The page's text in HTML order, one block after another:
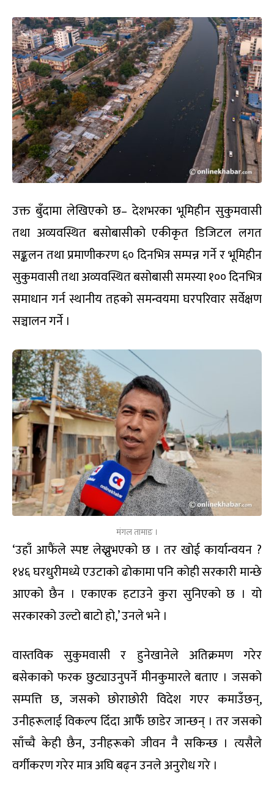
उक्त बुँदामा लेखिएको छ– देशभरका भूमिहीन सुकुमवासी
तथा अव्यवस्थित बसोबासीको एकीकृत डिजिटल लगत
सङ्कलन तथा प्रमाणीकरण ६० दिनभित्र सम्पन्न गर्ने र भूमिहीन
सुकुमवासी तथा अव्यवस्थित बसोबासी समस्या १०० दिनभित्र
समाधान गर्न स्थानीय तहको समन्वयमा घरपरिवार सर्वेक्षण
सञ्चालन गर्ने ।
मंगल तामाङ ।
‘उहाँ आफैंले स्पष्ट लेख्नुभएको छ । तर खोई कार्यान्वयन ?
१४६ घरधुरीमध्ये एउटाको ढोकामा पनि कोही सरकारी मान्छे
आएको छैन । एकाएक हटाउने कुरा सुनिएको छ । यो
सरकारको उल्टो बाटो हो,’ उनले भने ।
वास्तविक सुकुमवासी र हुनेखानेले अतिक्रमण गरेर
बसेकाको फरक छुट्याउनुपर्ने मीनकुमारले बताए । जसको
सम्पत्ति छ, जसको छोराछोरी विदेश गएर कमाउँछन्,
उनीहरूलाई विकल्प दिँदा आफैँ छाडेर जान्छन् । तर जसको
साँच्चै केही छैन, उनीहरूको जीवन नै सकिन्छ । त्यसैले
वर्गीकरण गरेर मात्र अघि बढ्न उनले अनुरोध गरे ।